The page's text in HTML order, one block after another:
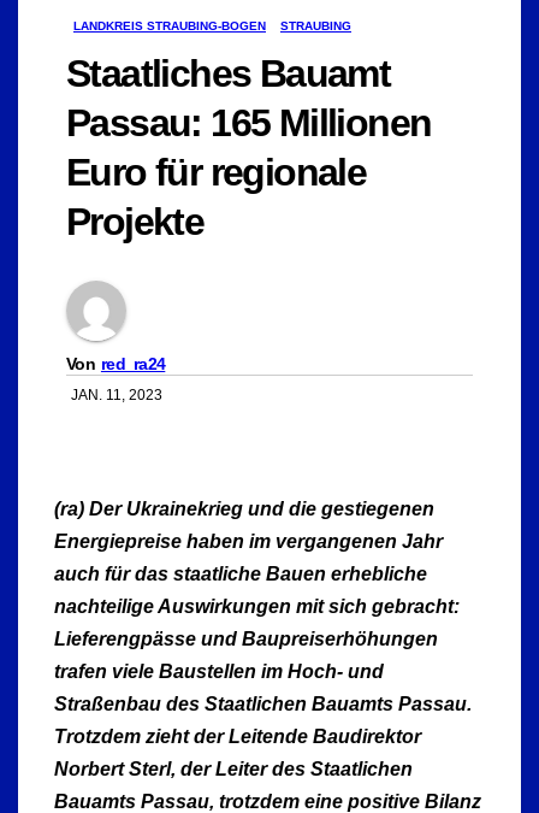
LANDKREIS STRAUBING-BOGEN STRAUBING
Staatliches Bauamt
Passau: 165 Millionen
Euro für regionale
Projekte
Von red_ra24
JAN. 11, 2023
(ra) Der Ukrainekrieg und die gestiegenen
Energiepreise haben im vergangenen Jahr
auch für das staatliche Bauen erhebliche
nachteilige Auswirkungen mit sich gebracht:
Lieferengpässe und Baupreiserhöhungen
trafen viele Baustellen im Hoch- und
Straßenbau des Staatlichen Bauamts Passau.
Trotzdem zieht der Leitende Baudirektor
Norbert Sterl, der Leiter des Staatlichen
Bauamts Passau, trotzdem eine positive Bilanz